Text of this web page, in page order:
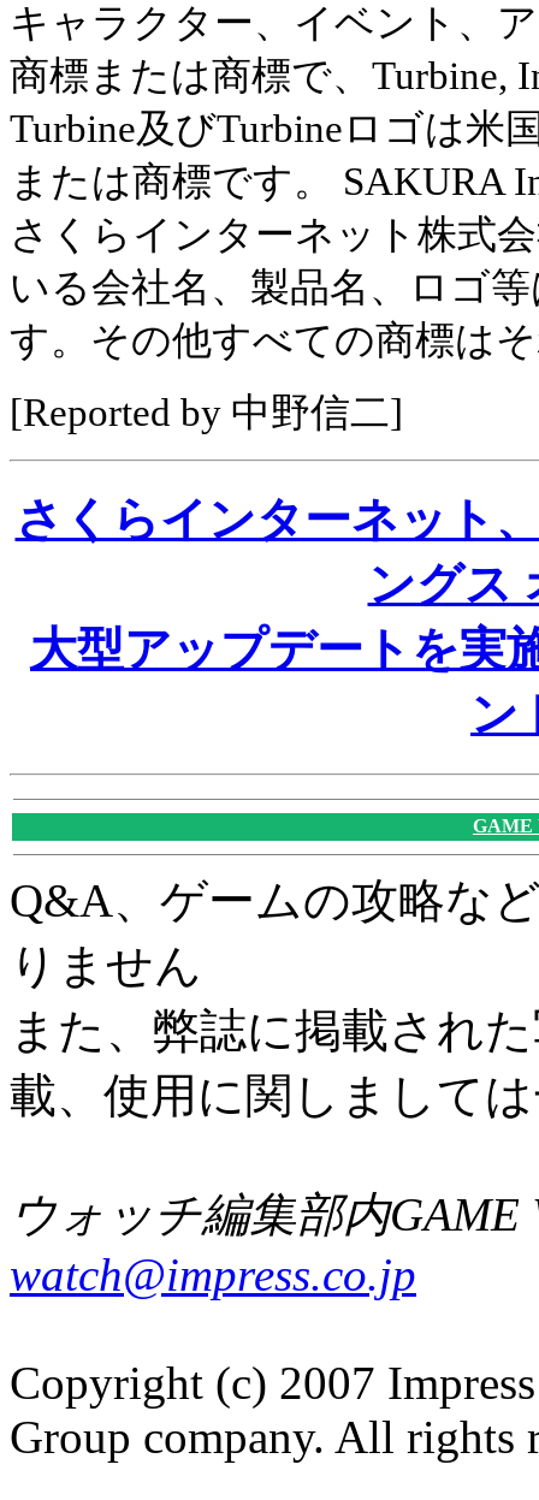
キャラクター、イベント、
商標または商標で、Turbine,
Turbine及びTurbineロゴは米
または商標です。 SAKURA
さくらインターネット株式
いる会社名、製品名、ロゴ
す。その他すべての商標は
[Reported by 中野信二]
さくらインターネット
ングス
大型アップデートを実
ン
GAME
Q&A、ゲームの攻略な
りません
また、弊誌に掲載され
載、使用に関しまして
ウォッチ編集部内GAME
watch@impress.co.jp
Copyright (c) 2007
Group company. All rights